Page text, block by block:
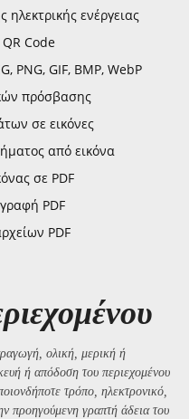
ενέργειας
Code
PNG, GIF, BMP, WebP
πρόσβασης
σε εικόνες
από εικόνα
σε PDF
PDF
PDF
ολική, μερική ή
ή απόδοση του περιεχομένου
τρόπο, ηλεκτρονικό,
προηγούμενη γραπτή άδεια του